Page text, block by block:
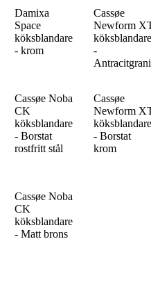
Damixa
Space
köksblandare
- krom
Cassøe
Newform
köksblandare
-
Cassøe Noba
CK
köksblandare
- Borstat
rostfritt stål
Cassøe
Newform
köksblandare
- Borstat
krom
Cassøe Noba
CK
köksblandare
- Matt brons